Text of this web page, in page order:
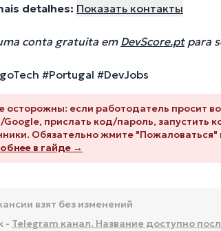
detalhes: Показать контакты
conta gratuita em DevScore.ptpara
#Portugal #DevJobs
осторожны: если работодатель просит
Google, прислать код/пароль, запустить
Обязательно жмите
в гайде →
взят без изменений
- Telegram канал. Название доступно